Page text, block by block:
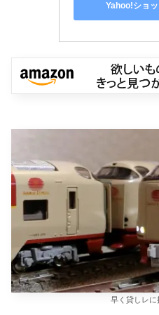
Yahoo!ショ
早く貸しレ